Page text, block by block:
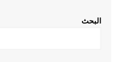
البحث